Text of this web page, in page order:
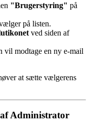
"Brugerstyring" på
på listen.
ved siden af
vil modtage en ny e-mail
at sætte vælgerens
Administrator